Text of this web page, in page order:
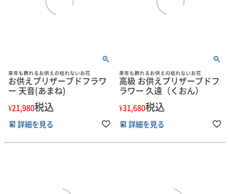
来年も飾れるお供えの枯れないお花
お供えプリザーブドフラワ
ー 天音(あまね)
¥21,980税込
詳細を見る
来年も飾れるお供えの枯れないお花
高級 お供えプリザーブドフ
ラワー 久遠（くおん）
¥31,680税込
詳細を見る